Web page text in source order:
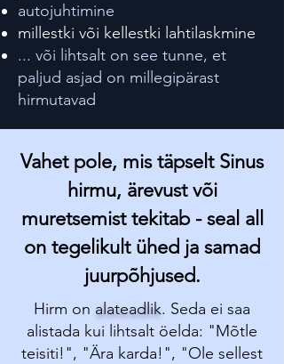
autojuhtimine
millestki või kellestki lahtilaskmine
... või lihtsalt on see tunne, et
paljud asjad on millegipärast
hirmutavad
Vahet pole, mis täpselt Sinus
hirmu, ärevust või
muretsemist tekitab - seal all
on tegelikult ühed ja samad
juurpõhjused.
Hirm on alateadlik. Seda ei saa
alistada kui lihtsalt öelda: "Mõtle
teisiti!", "Ära karda!", "Ole sellest